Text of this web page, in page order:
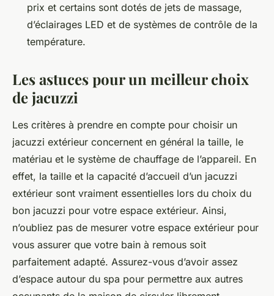
prix et certains sont dotés de jets de massage,
d’éclairages LED et de systèmes de contrôle de la
température.
Les astuces pour un meilleur choix
de jacuzzi
Les critères à prendre en compte pour choisir un
jacuzzi extérieur concernent en général la taille, le
matériau et le système de chauffage de l’appareil. En
effet, la taille et la capacité d’accueil d’un jacuzzi
extérieur sont vraiment essentielles lors du choix du
bon jacuzzi pour votre espace extérieur. Ainsi,
n’oubliez pas de mesurer votre espace extérieur pour
vous assurer que votre bain à remous soit
parfaitement adapté. Assurez-vous d’avoir assez
d’espace autour du spa pour permettre aux autres